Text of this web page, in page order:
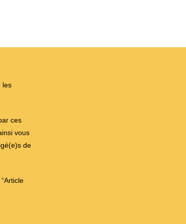
les
ces
vous
de